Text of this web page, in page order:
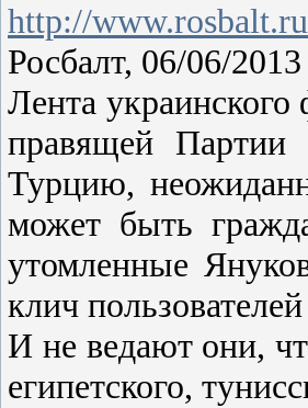
http://
Росбалт, 06/06/
Лента
правящей Партии
Турцию,
может быть
утомленные
клич
И не ведают они,
египетского,